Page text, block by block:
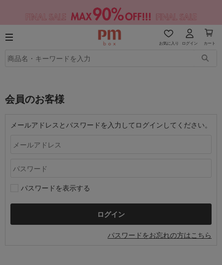
お気に入り ログイン カート
会員のお客様
メールアドレスとパスワードを入力してログインしてください。
パスワードを表示する
パスワードをお忘れの方はこちら